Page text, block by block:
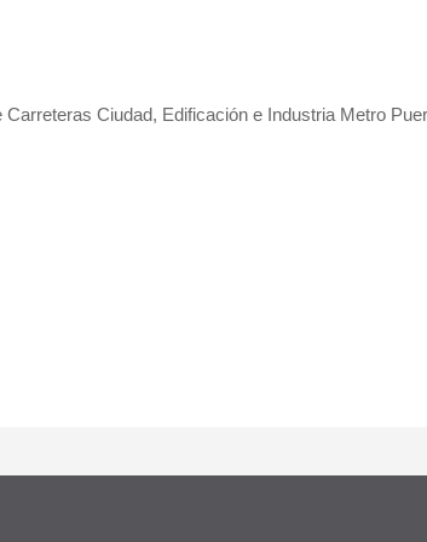
Ciudad, Edificación e Industria Metro